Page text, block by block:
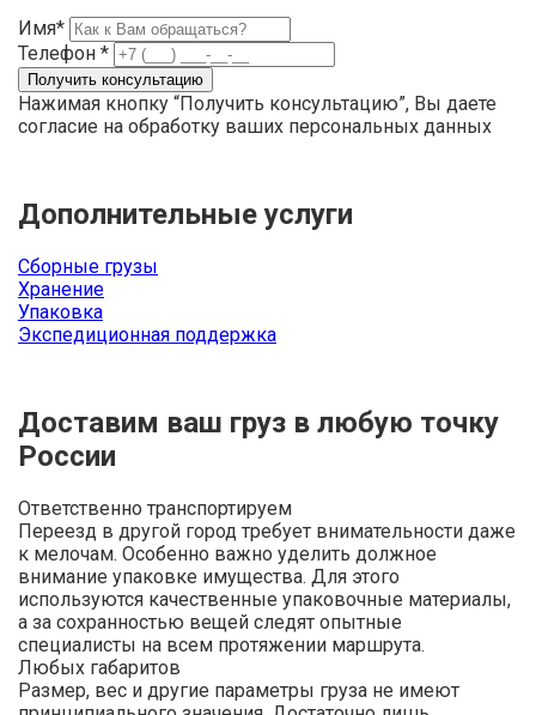
Имя*
Телефон *
Нажимая кнопку “Получить консультацию”, Вы даете
согласие на обработку ваших персональных данных
Дополнительные услуги
Сборные грузы
Хранение
Упаковка
Экспедиционная поддержка
Доставим ваш груз в любую точку
России
Ответственно транспортируем
Переезд в другой город требует внимательности даже
к мелочам. Особенно важно уделить должное
внимание упаковке имущества. Для этого
используются качественные упаковочные материалы,
а за сохранностью вещей следят опытные
специалисты на всем протяжении маршрута.
Любых габаритов
Размер, вес и другие параметры груза не имеют